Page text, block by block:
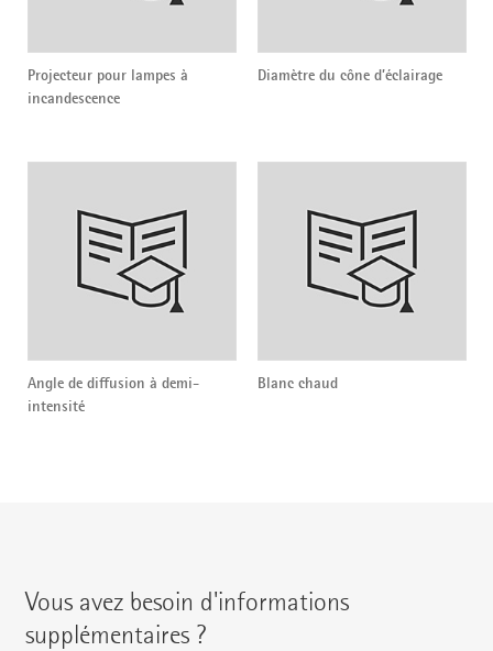
Projecteur pour lampes à
incandescence
Diamètre du cône d’éclairage
Angle de diffusion à demi-
intensité
Blanc chaud
Vous avez besoin d'informations
supplémentaires ?